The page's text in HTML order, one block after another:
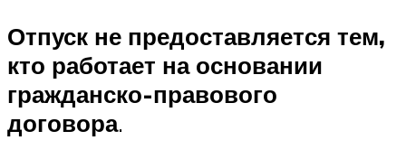
Отпуск не предоставляется тем,
кто работает на основании
гражданско-правового
договора.